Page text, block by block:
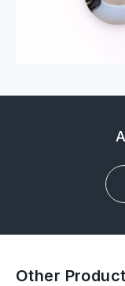
Other